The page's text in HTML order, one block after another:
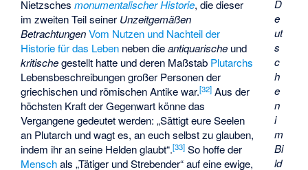
D
e
ut
s
c
h
e
n
i
m
Bi
ld
Nietzschesmonumentalischer Historie, die dieser
im zweiten Teil seiner Unzeitgemäßen
Betrachtungen Vom Nutzen und Nachteil der
Historie für das Leben neben dieantiquarische und
kritischegestellt hatte und deren Maßstab Plutarchs
Lebensbeschreibungen großer Personen der
griechischen und römischen Antike war.[32] Aus der
höchsten Kraft der Gegenwart könne das
Vergangene gedeutet werden: „Sättigt eure Seelen
an Plutarch und wagt es, an euch selbst zu glauben,
indem ihr an seine Helden glaubt“.[33] So hoffe der
Menschals „Tätiger und Strebender“ auf eine ewige,